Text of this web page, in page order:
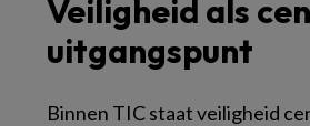
Veiligheid als
uitgangspunt
Binnen TIC staat veiligheid